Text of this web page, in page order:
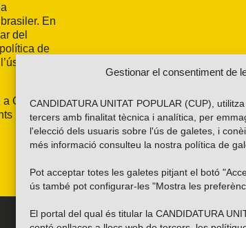
Gestionar el consentiment de
CANDIDATURA UNITAT POPULAR (CUP),
tercers amb finalitat tècnica i analítica, per
l'elecció dels usuaris sobre l'ús de galetes, i
més informació consulteu la nostra política de
Pot acceptar totes les galetes pitjant el botó
ús també pot configurar-les "Mostra les
El portal del qual és titular la CANDIDATURA
En
del
de
parcial i
a Catalunya
polítics i
Troba’ns a les